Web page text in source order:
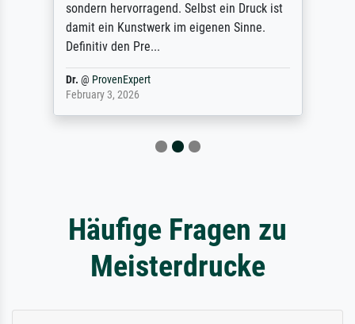
sondern hervorragend. Selbst ein Druck ist
damit ein Kunstwerk im eigenen Sinne.
Definitiv den Pre...
Dr. @ ProvenExpert
February 3, 2026
Häufige Fragen zu
Meisterdrucke